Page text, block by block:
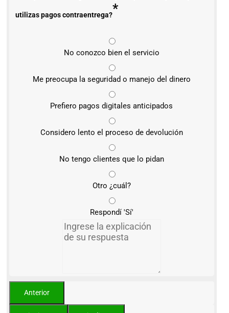
utilizas pagos contraentrega?*
No conozco bien el servicio
Me preocupa la seguridad o manejo del dinero
Prefiero pagos digitales anticipados
Considero lento el proceso de devolución
No tengo clientes que lo pidan
Otro ¿cuál?
Respondí 'Sí'